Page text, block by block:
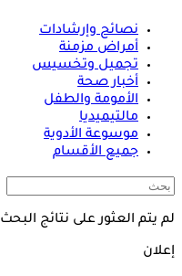
نصائح وإرشادات
أمراض مزمنة
تجميل وتخسيس
أخبار صحة
الأمومة والطفل
مالتيميديا
موسوعة الأدوية
جميع الأقسام
لم يتم العثور على نتائج البحث
إعلان